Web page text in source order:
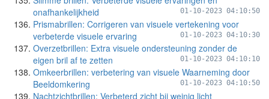
onafhankelijkheid
01-10-2023 04:10:50
Prismabrillen: Corrigeren van visuele vertekening voor
verbeterde visuele ervaring
01-10-2023 04:10:30
Overzetbrillen: Extra visuele ondersteuning zonder de
eigen bril af te zetten
01-10-2023 04:10:10
Omkeerbrillen: verbetering van visuele Waarneming door
Beeldomkering
01-10-2023 04:10:50
Nachtzichtbrillen: Verbeterd zicht bij weinig licht